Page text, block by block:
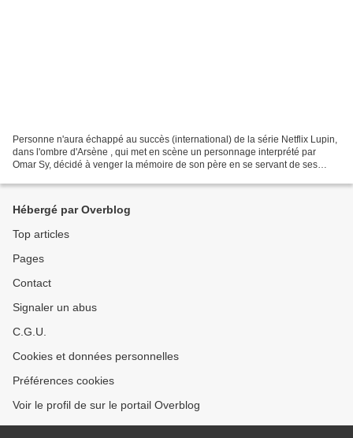
Personne n'aura échappé au succès (international) de la série Netflix Lupin,
dans l'ombre d'Arsène , qui met en scène un personnage interprété par
Omar Sy, décidé à venger la mémoire de son père en se servant de ses
Hébergé par Overblog
Top articles
Pages
Contact
Signaler un abus
C.G.U.
Cookies et données personnelles
Préférences cookies
Voir le profil de sur le portail Overblog